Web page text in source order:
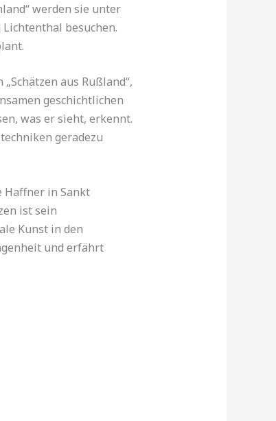
werden sie unter
besuchen.
aus Rußland“,
geschichtlichen
was er sieht, erkennt.
geradezu
Haffner in Sankt
ist sein
Kunst in den
und erfährt